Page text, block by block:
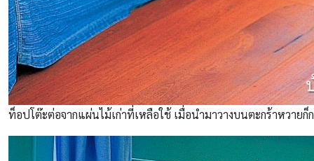
ท็อปโต๊ะต่อจากแผ่นไม้เก่าที่เหลือใช้ เมื่อนำมาวางบนตะกร้าหวาย